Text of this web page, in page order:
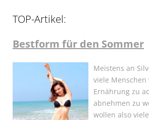
TOP-Artikel:
Bestform für den Sommer
Meistens an
viele
Ernährung zu
abnehmen zu
wollen also